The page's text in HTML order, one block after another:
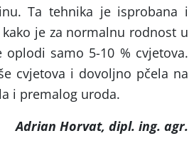
Ta tehnika je isprobana i
je za normalnu rodnost u
samo 5-10 % cvjetova.
cvjetova i dovoljno pčela na
i premalog uroda.
Adrian Horvat, dipl. ing. agr.